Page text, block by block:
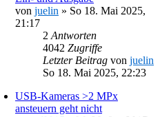
von juelin » So 18. Mai 2025,
21:17
2 Antworten
4042 Zugriffe
Letzter Beitrag von juelin
So 18. Mai 2025, 22:23
USB-Kameras >2 MPx
ansteuern geht nicht